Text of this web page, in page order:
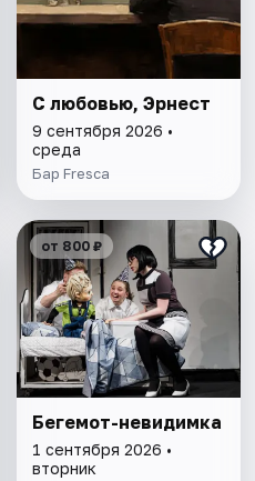
С любовью, Эрнест
9 сентября 2026 •
среда
Бар Fresca
от 800 ₽
Бегемот-невидимка
1 сентября 2026 •
вторник